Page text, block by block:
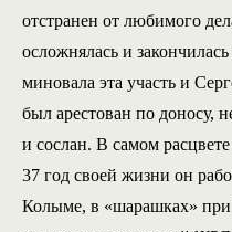
отстранен от любимого
осложнялась и
миновала эта участь и
был арестован по доносу,
и сослан. В самом
37 год своей жизни он
Колыме, в «шарашках»